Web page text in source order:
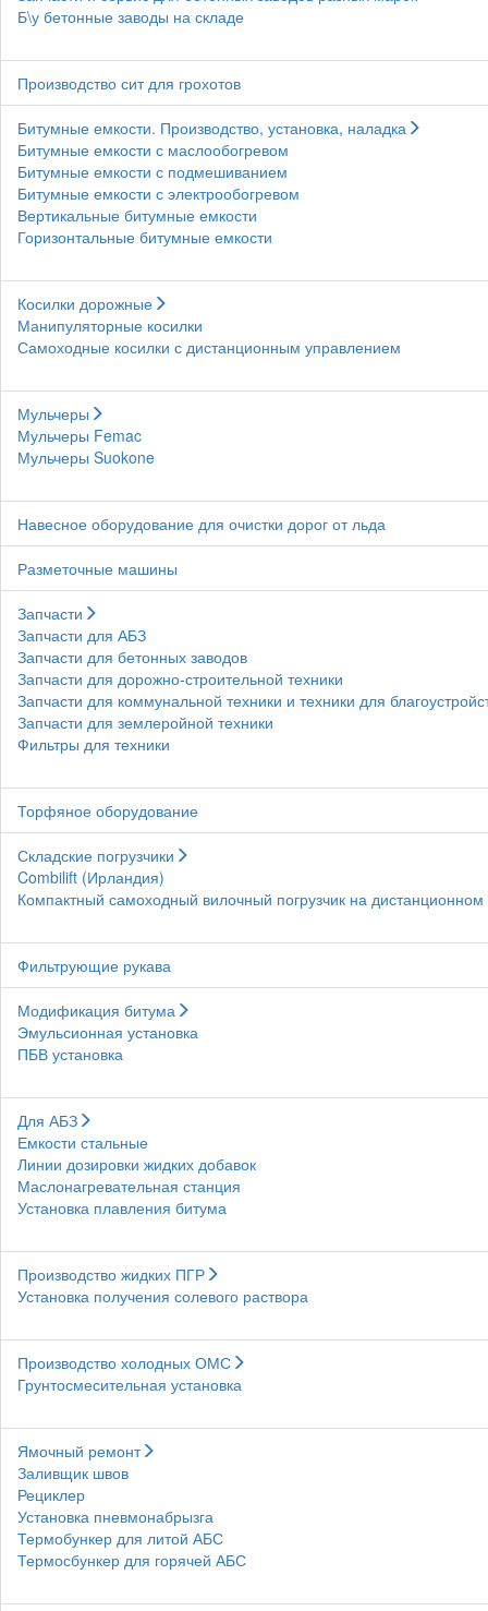
Б\у бетонные заводы на складе
Производство сит для грохотов
Битумные емкости. Производство, установка, наладка
Битумные емкости с маслообогревом
Битумные емкости с подмешиванием
Битумные емкости с электрообогревом
Вертикальные битумные емкости
Горизонтальные битумные емкости
Косилки дорожные
Манипуляторные косилки
Самоходные косилки с дистанционным управлением
Мульчеры
Мульчеры Femac
Мульчеры Suokone
Навесное оборудование для очистки дорог от льда
Разметочные машины
Запчасти
Запчасти для АБЗ
Запчасти для бетонных заводов
Запчасти для дорожно-строительной техники
Запчасти для коммунальной техники и техники для
Запчасти для землеройной техники
Фильтры для техники
Торфяное оборудование
Складские погрузчики
Combilift (Ирландия)
Компактный самоходный вилочный погрузчик на
Фильтрующие рукава
Модификация битума
Эмульсионная установка
ПБВ установка
Для АБЗ
Емкости стальные
Линии дозировки жидких добавок
Маслонагревательная станция
Установка плавления битума
Производство жидких ПГР
Установка получения солевого раствора
Производство холодных ОМС
Грунтосмесительная установка
Ямочный ремонт
Заливщик швов
Рециклер
Установка пневмонабрызга
Термобункер для литой АБС
Термосбункер для горячей АБС